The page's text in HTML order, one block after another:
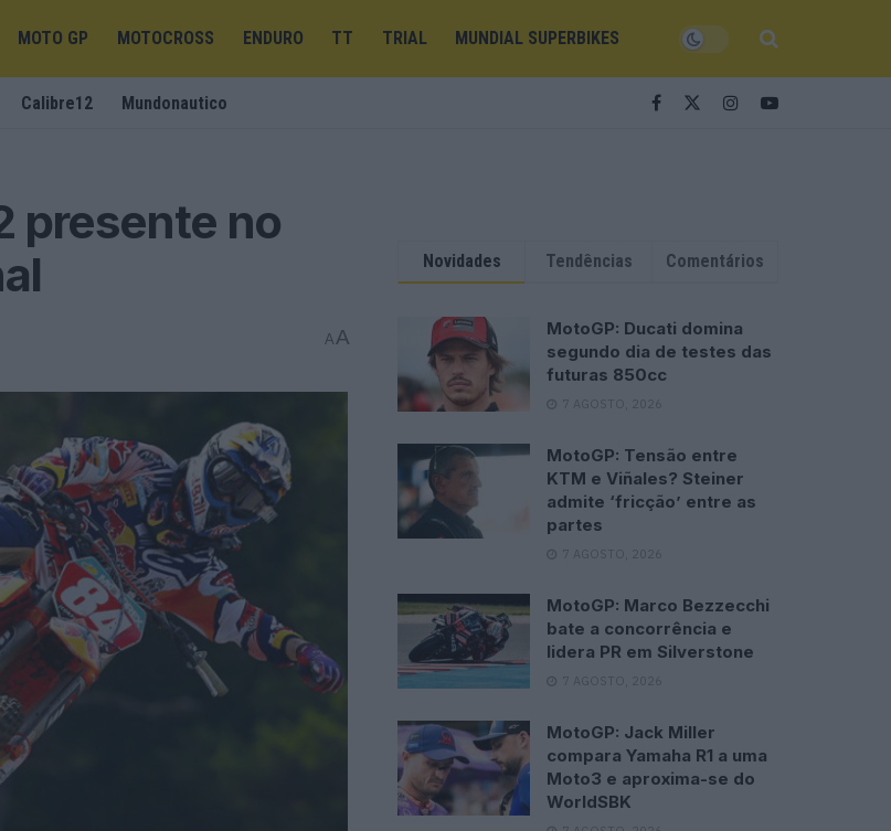
MOTO GP MOTOCROSS ENDURO TT TRIAL MUNDIAL SUPERBIKES
Calibre12 Mundonautico
presente no
AA
Novidades Tendências Comentários
MotoGP: Ducati domina
segundo dia de testes das
futuras 850cc
7 AGOSTO, 2026
MotoGP: Tensão entre
KTM e Viñales? Steiner
admite ‘fricção’ entre as
partes
7 AGOSTO, 2026
MotoGP: Marco Bezzecchi
bate a concorrência e
lidera PR em Silverstone
7 AGOSTO, 2026
MotoGP: Jack Miller
compara Yamaha R1 a uma
Moto3 e aproxima-se do
WorldSBK